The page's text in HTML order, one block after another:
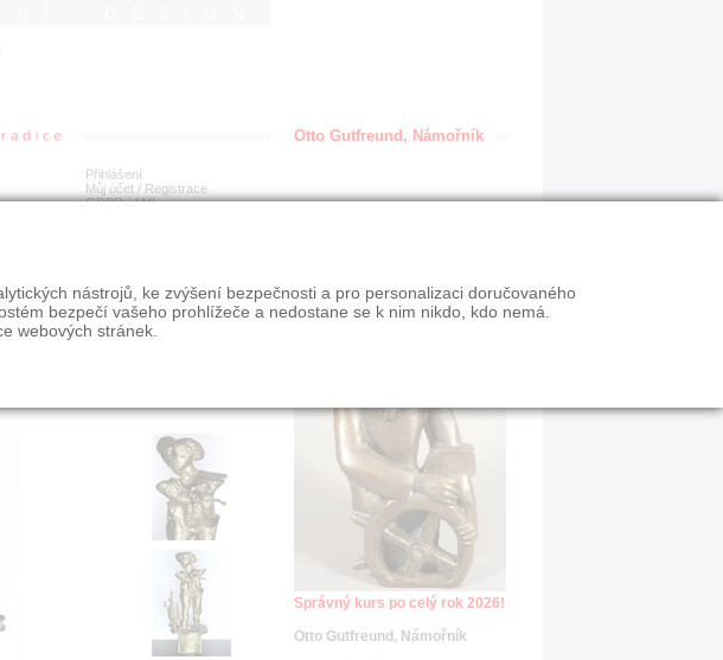
Přihlášení
Můj účet / Registrace
GDPR/AML
Otto Gutfreund, Námořník
Správný kurs po celý rok 2026!
Otto Gutfreund, Námořník
nástrojů, ke zvýšení bezpečnosti a pro personalizaci doručovaného
bezpečí vašeho prohlížeče a nedostane se k nim nikdo, kdo nemá.
webových stránek.